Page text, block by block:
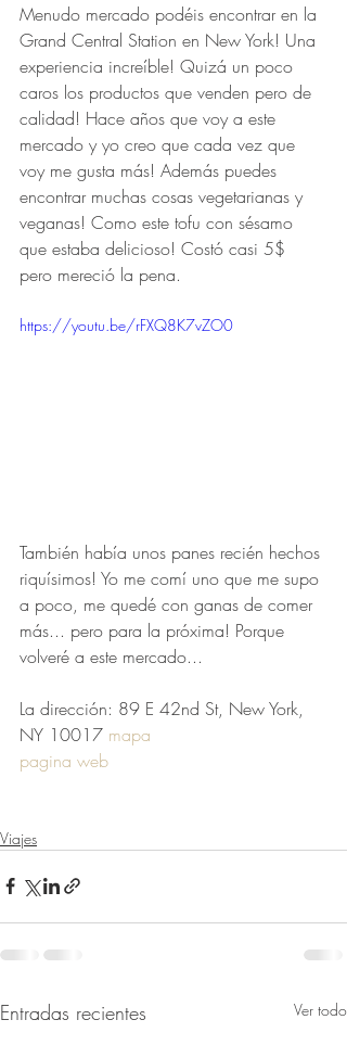
Menudo mercado podéis encontrar en la
Grand Central Station en New York! Una
experiencia increíble! Quizá un poco
caros los productos que venden pero de
calidad! Hace años que voy a este
mercado y yo creo que cada vez que
voy me gusta más! Además puedes
encontrar muchas cosas vegetarianas y
veganas! Como este tofu con sésamo
que estaba delicioso! Costó casi 5$
pero mereció la pena.
https://youtu.be/rFXQ8K7vZO0
También había unos panes recién hechos
riquísimos! Yo me comí uno que me supo
a poco, me quedé con ganas de comer
más... pero para la próxima! Porque
volveré a este mercado...
La dirección: 89 E 42nd St, New York,
NY 10017 mapa
pagina web
Viajes
Entradas recientes Ver todo